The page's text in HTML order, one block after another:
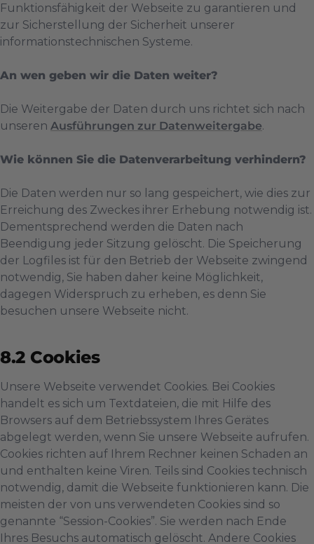
Funktionsfähigkeit der Webseite zu garantieren und
zur Sicherstellung der Sicherheit unserer
informationstechnischen Systeme.
An wen geben wir die Daten weiter?
Die Weitergabe der Daten durch uns richtet sich nach
unseren Ausführungen zur Datenweitergabe.
Wie können Sie die Datenverarbeitung verhindern?
Die Daten werden nur so lang gespeichert, wie dies zur
Erreichung des Zweckes ihrer Erhebung notwendig ist.
Dementsprechend werden die Daten nach
Beendigung jeder Sitzung gelöscht. Die Speicherung
der Logfiles ist für den Betrieb der Webseite zwingend
notwendig, Sie haben daher keine Möglichkeit,
dagegen Widerspruch zu erheben, es denn Sie
besuchen unsere Webseite nicht.
Cookies
Unsere Webseite verwendet Cookies. Bei Cookies
handelt es sich um Textdateien, die mit Hilfe des
Browsers auf dem Betriebssystem Ihres Gerätes
abgelegt werden, wenn Sie unsere Webseite aufrufen.
Cookies richten auf Ihrem Rechner keinen Schaden an
und enthalten keine Viren. Teils sind Cookies technisch
notwendig, damit die Webseite funktionieren kann. Die
meisten der von uns verwendeten Cookies sind so
genannte “Session-Cookies”. Sie werden nach Ende
Ihres Besuchs automatisch gelöscht. Andere Cookies